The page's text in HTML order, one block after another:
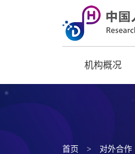
机构概况
首页 > 对外合作